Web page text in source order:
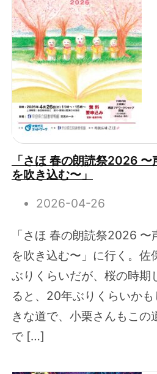
「さほ 春の朗読祭2026
を吹き込む〜」
2026-04-26
「さほ 春の朗読祭2026
を吹き込む〜」に行く。佐
ぶりくらいだが、桜の時期
ると、20年ぶりくらいか
きな道で、小栗さんもこの
で […]